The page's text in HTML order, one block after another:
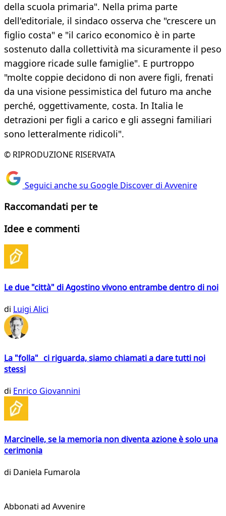
della scuola primaria". Nella prima parte
dell'editoriale, il sindaco osserva che "crescere un
figlio costa" e "il carico economico è in parte
sostenuto dalla collettività ma sicuramente il peso
maggiore ricade sulle famiglie". E purtroppo
"molte coppie decidono di non avere figli, frenati
da una visione pessimistica del futuro ma anche
perché, oggettivamente, costa. In Italia le
detrazioni per figli a carico e gli assegni familiari
sono letteralmente ridicoli".
© RIPRODUZIONE RISERVATA
Seguici anche su Google Discover di Avvenire
Raccomandati per te
Idee e commenti
Le due "città" di Agostino vivono entrambe dentro di noi
di Luigi Alici
La "folla" ci riguarda, siamo chiamati a dare tutti noi
stessi
di Enrico Giovannini
Marcinelle, se la memoria non diventa azione è solo una
cerimonia
di Daniela Fumarola
Abbonati ad Avvenire